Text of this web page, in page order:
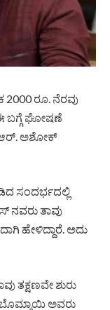
ರೂ. ನೆರವು
ಬಗ್ಗೆ ಘೋಷಣೆ
ಆರ್. ಅಶೋಕ್
ಸಂದರ್ಭದಲ್ಲಿ
ನವರು ತಾವು
ಹೇಳಿದ್ದಾರೆ. ಅದು
ತಕ್ಷಣವೇ ಶುರು
ಬೊಮ್ಮಾಯಿ ಅವರು